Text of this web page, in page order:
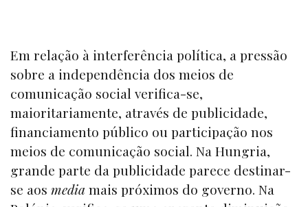
Em relação à interferência política, a pressão
sobre a independência dos meios de
comunicação social verifica-se,
maioritariamente, através de publicidade,
financiamento público ou participação nos
meios de comunicação social. Na Hungria,
grande parte da publicidade parece destinar-
se aos media mais próximos do governo. Na